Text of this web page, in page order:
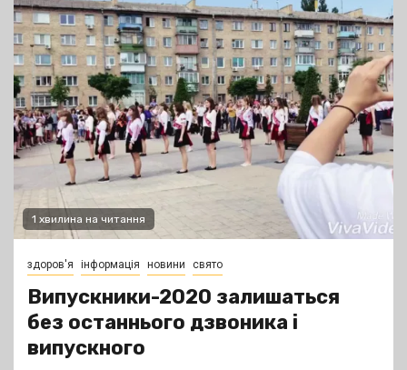
1 хвилина на читання
здоров'я інформація новини свято
Випускники-2020 залишаться
без останнього дзвоника і
випускного